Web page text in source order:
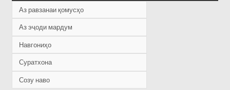
Аз равзанаи қомусҳо
Аз эҷоди мардум
Навгониҳо
Суратхона
Созу наво